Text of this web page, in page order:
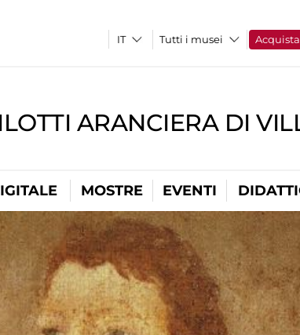
Tutti i musei Acquista
ARANCIERA DI
MOSTRE EVENTI